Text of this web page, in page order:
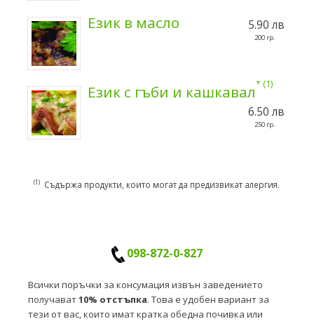
Език в масло 5.90 лв
200 гр.
Език с гъби и кашкавал 1
6.50 лв
250 гр.
1 Съдържа продукти, които могат да предизвикат алергия.
098-872-0-827
Всички поръчки за консумация извън заведението
получават10% отстъпка. Това е удобен вариант за
тези от вас, които имат кратка обедна почивка или